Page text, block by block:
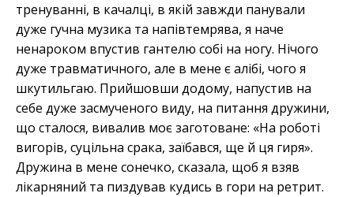
тренуванні, в качалці, в якій завжди панували
дуже гучна музика та напівтемрява, я наче
ненароком впустив гантелю собі на ногу. Нічого
дуже травматичного, але в мене є алібі, чого я
шкутильгаю. Прийшовши додому, напустив на
себе дуже засмученого виду, на питання дружини,
що сталося, вивалив моє заготоване: «На роботі
вигорів, суцільна срака, заїбався, ще й ця гиря».
Дружина в мене сонечко, сказала, щоб я взяв
лікарняний та пиздував кудись в гори на ретрит.